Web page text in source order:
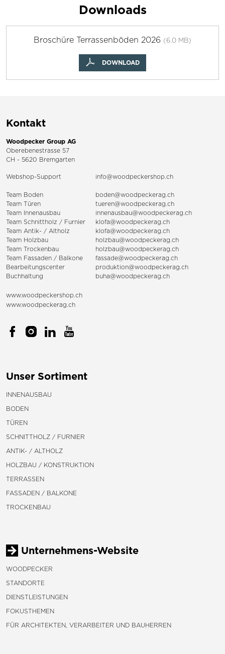
Downloads
Broschüre Terrassenböden 2026 (6.0 MB)
DOWNLOAD
Kontakt
Woodpecker Group AG
Oberebenestrasse 57
CH - 5620 Bremgarten
Webshop-Support info@woodpeckershop.ch
Team Boden
boden@woodpeckerag.ch
Team Türen
tueren@woodpeckerag.ch
Team Innenausbau
innenausbau@woodpeckerag.ch
Team Schnittholz / Furnier
klofa@woodpeckerag.ch
Team Antik- / Altholz
klofa@woodpeckerag.ch
Team Holzbau
holzbau@woodpeckerag.ch
Team Trockenbau
holzbau@woodpeckerag.ch
Team Fassaden / Balkone
fassade@woodpeckerag.ch
Bearbeitungscenter
produktion@woodpeckerag.ch
Buchhaltung
buha@woodpeckerag.ch
www.woodpeckershop.ch
www.woodpeckerag.ch
Unser Sortiment
INNENAUSBAU
BODEN
TÜREN
SCHNITTHOLZ / FURNIER
ANTIK- / ALTHOLZ
HOLZBAU / KONSTRUKTION
TERRASSEN
FASSADEN / BALKONE
TROCKENBAU
Unternehmens-Website
WOODPECKER
STANDORTE
DIENSTLEISTUNGEN
FOKUSTHEMEN
FÜR ARCHITEKTEN, VERARBEITER UND BAUHERREN